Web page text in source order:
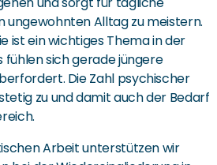
ungewohnten Alltag zu meistern.
ist ein wichtiges Thema in der
fühlen sich gerade jüngere
Die Zahl psychischer
zu und damit auch der Bedarf
Arbeit unterstützen wir